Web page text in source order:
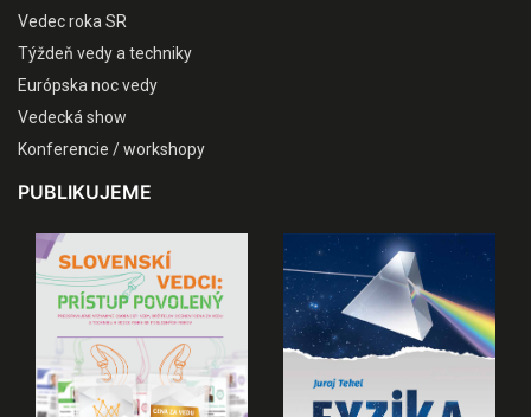
Vedec roka SR
Týždeň vedy a techniky
Európska noc vedy
Vedecká show
Konferencie / workshopy
PUBLIKUJEME